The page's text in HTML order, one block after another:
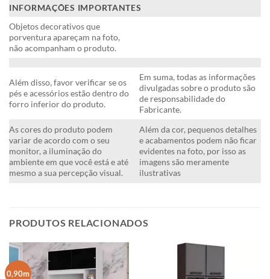
INFORMAÇÕES IMPORTANTES
Objetos decorativos que
porventura apareçam na foto,
não acompanham o produto.
Além disso, favor verificar se os
pés e acessórios estão dentro do
forro inferior do produto.
Em suma, todas as informações
divulgadas sobre o produto são
de responsabilidade do
Fabricante.
As cores do produto podem
variar de acordo com o seu
monitor, a iluminação do
ambiente em que você está e até
mesmo a sua percepção visual.
Além da cor, pequenos detalhes
e acabamentos podem não ficar
evidentes na foto, por isso as
imagens são meramente
ilustrativas
PRODUTOS RELACIONADOS
0,90m